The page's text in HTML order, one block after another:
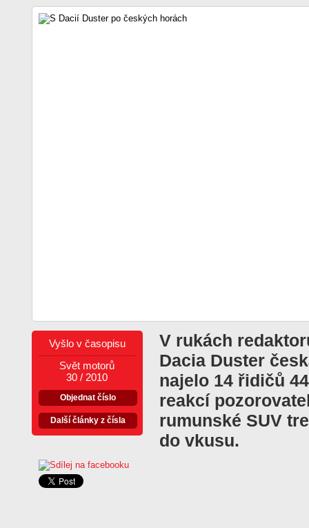
V rukách
Dacia Duster
najelo 14 řidičů
reakcí
rumunské SUV
do vkusu.
Vyšlo v časopisu
Svět motorů
30 / 2010
Objednat číslo
Další články z čísla